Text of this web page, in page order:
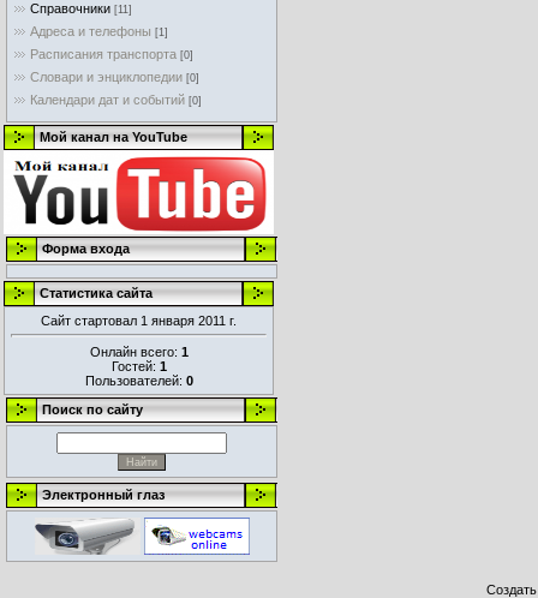
Справочники [11]
Адреса и телефоны [1]
Расписания транспорта [0]
Словари и энциклопедии [0]
Календари дат и событий [0]
Мой канал на YouTube
Форма входа
Статистика сайта
Сайт стартовал 1 января 2011 г.
Онлайн всего: 1
Гостей: 1
Пользователей: 0
Поиск по сайту
Электронный глаз